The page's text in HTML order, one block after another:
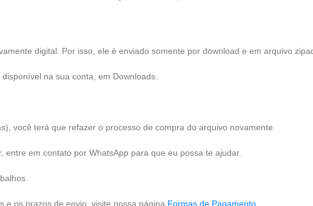
digital. Por isso, ele é enviado somente por download e em arquivo
na sua conta, em Downloads.
você terá que refazer o processo de compra do arquivo novamente.
em contato por WhatsApp para que eu possa te ajudar.
e os prazos de envio, visite nossa página Formas de Pagamento.